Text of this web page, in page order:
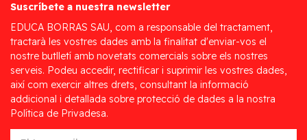
Suscríbete a nuestra newsletter
EDUCA BORRAS SAU, com a responsable del tractament,
tractarà les vostres dades amb la finalitat d'enviar-vos el
nostre butlletí amb novetats comercials sobre els nostres
serveis. Podeu accedir, rectificar i suprimir les vostres dades,
així com exercir altres drets, consultant la informació
addicional i detallada sobre protecció de dades a la nostra
Política de Privadesa.